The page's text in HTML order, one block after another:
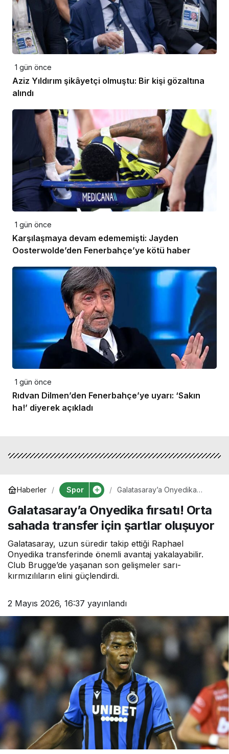
1 gün önce
Aziz Yıldırım şikâyetçi olmuştu: Bir kişi gözaltına
alındı
1 gün önce
Karşılaşmaya devam edememişti: Jayden
Oosterwolde’den Fenerbahçe’ye kötü haber
1 gün önce
Rıdvan Dilmen’den Fenerbahçe’ye uyarı: ‘Sakın
ha!’ diyerek açıkladı
Haberler Spor
Galatasaray’a Onyedika
için şartlar oluşuyor
Galatasaray’a Onyedika fırsatı! Orta
sahada transfer için şartlar oluşuyor
Galatasaray, uzun süredir takip ettiği Raphael
Onyedika transferinde önemli avantaj yakalayabilir.
Club Brugge’de yaşanan son gelişmeler sarı-
kırmızılıların elini güçlendirdi.
2 Mayıs 2026, 16:37 yayınlandı